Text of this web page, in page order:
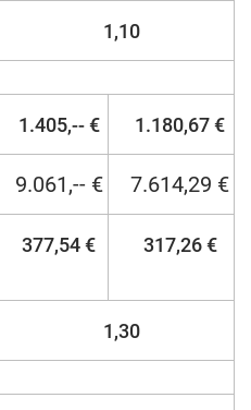
1,10
1.405,-- € 1.180,67 €
9.061,-- € 7.614,29 €
377,54 € 317,26 €
1,30